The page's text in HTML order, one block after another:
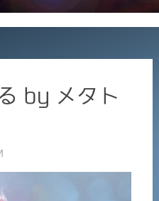
by メタト